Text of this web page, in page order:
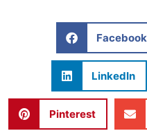
Facebook
LinkedIn
Pinterest